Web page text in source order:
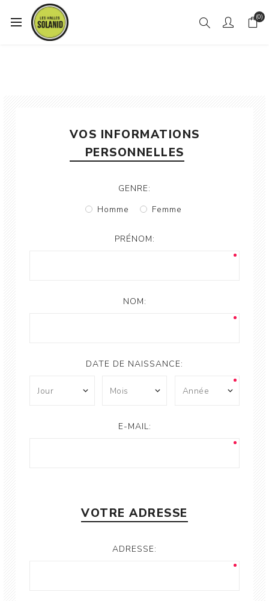
(0)
VOS INFORMATIONS
PERSONNELLES
GENRE:
Homme
Femme
PRÉNOM:
NOM:
DATE DE NAISSANCE:
E-MAIL:
VOTRE ADRESSE
ADRESSE: